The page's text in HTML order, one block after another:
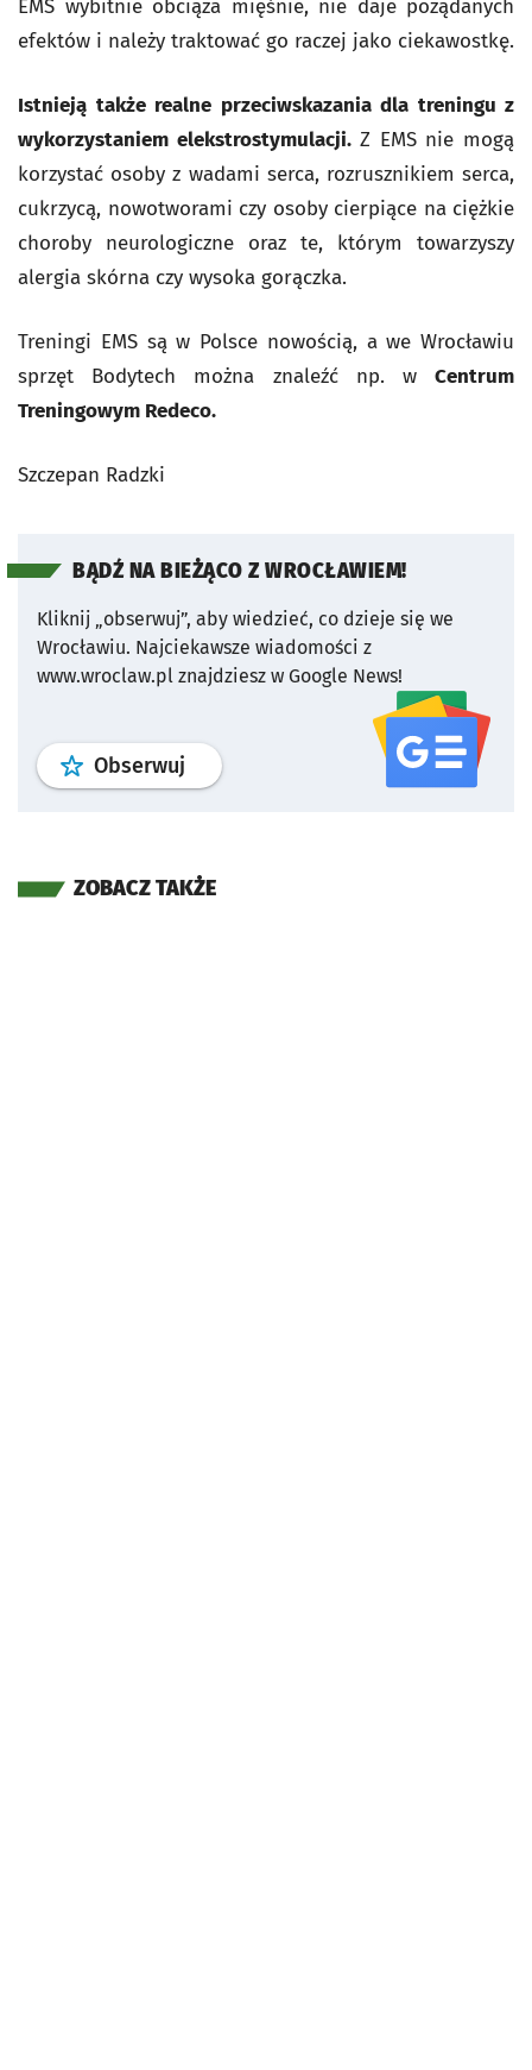
EMS wybitnie obciąża mięśnie, nie daje pożądanych
efektów i należy traktować go raczej jako ciekawostkę.
Istnieją także realne przeciwskazania dla treningu z
wykorzystaniem elekstrostymulacji.Z EMS nie mogą
korzystać osoby z wadami serca, rozrusznikiem serca,
cukrzycą, nowotworami czy osoby cierpiące na ciężkie
choroby neurologiczne oraz te, którym towarzyszy
alergia skórna czy wysoka gorączka.
Treningi EMS są w Polsce nowością, a we Wrocławiu
sprzęt Bodytech można znaleźć np. w Centrum
Treningowym Redeco.
Szczepan Radzki
BĄDŹ NA BIEŻĄCO Z WROCŁAWIEM!
Kliknij „obserwuj”, aby wiedzieć, co dzieje się we
Wrocławiu. Najciekawsze wiadomości z
www.wroclaw.pl znajdziesz w Google News!
Obserwuj profil serwisu
ZOBACZ TAKŻE